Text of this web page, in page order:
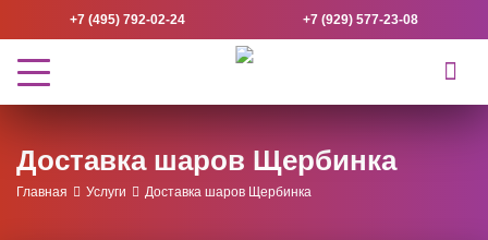
+7 (495) 792-02-24 +7 (929) 577-23-08
Доставка шаров Щербинка
Главная Услуги Доставка шаров Щербинка